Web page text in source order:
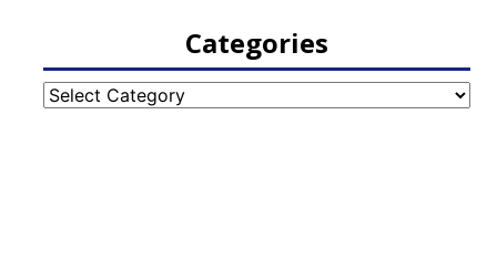
Categories
Categories